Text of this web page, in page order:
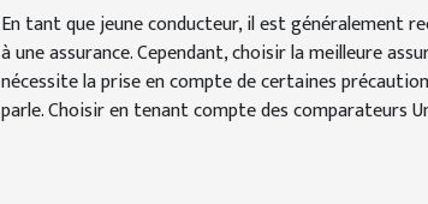
En tant que jeune conducteur, il est généralement
à une assurance. Cependant, choisir la meilleure
nécessite la prise en compte de certaines
parle. Choisir en tenant compte des comparateurs